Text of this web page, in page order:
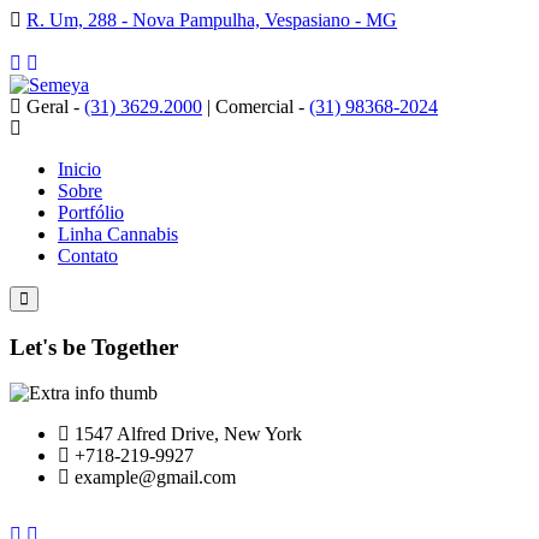
R. Um, 288 - Nova Pampulha, Vespasiano - MG
Geral - (31) 3629.2000 | Comercial - (31) 98368-2024
Inicio
Sobre
Portfólio
Linha Cannabis
Contato
Let's be Together
1547 Alfred Drive, New York
+718-219-9927
example@gmail.com